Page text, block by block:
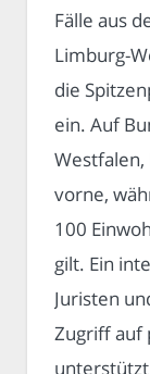
Fälle aus
Limburg-
die
ein. Auf
Westfalen,
vorne,
100
gilt. Ein
Juristen
Zugriff auf
unterstützt